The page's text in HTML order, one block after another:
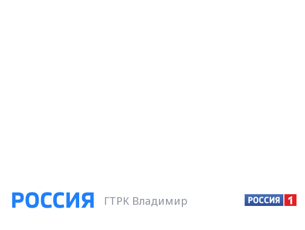
ГТРК Владимир